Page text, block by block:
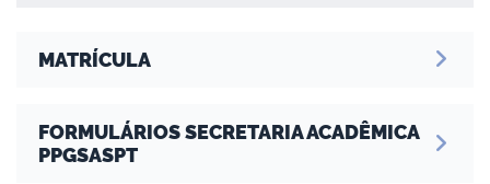
MATRÍCULA
FORMULÁRIOS SECRETARIA ACADÊMICA
PPGSASPT